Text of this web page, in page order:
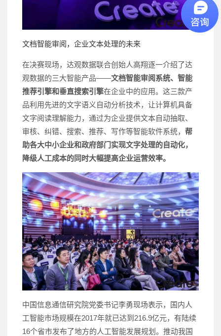
文档智能审阅，企业文本处理的未来
在决赛现场，达观数据联合创始人高翔逐一介绍了达
观数据的三大智能产品——文档智能审阅系统、智能
推荐引擎和垂直搜索引擎在企业中的应用。这三款产
品利用先进的文字语义自动分析技术，让计算机具备
文字阅读理解能力，通过为企业提供文本自动抽取、
审核、纠错、搜索、推荐、写作等智能软件系统， 帮
助各大中小企业和政府部门实现文字处理的自动化，
降级人工成本的同时大幅提高企业运营效率。
中国信息通信研究院党委书记李勇现场表示，国内人
工智能市场规模在2017年就已达到216.9亿元，有陆续
16个省市发布了地方的人工智能发展规划。推动我国